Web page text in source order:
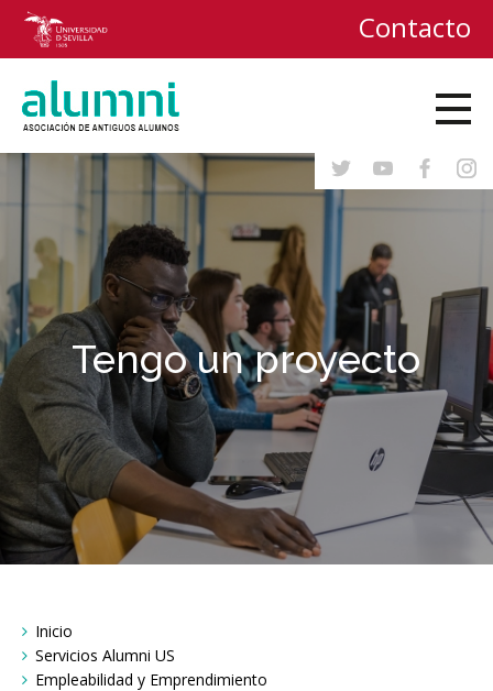
Contacto
Tengo un proyecto
Breadcrumbs
You
are
here:
Inicio
Servicios Alumni US
Empleabilidad y Emprendimiento